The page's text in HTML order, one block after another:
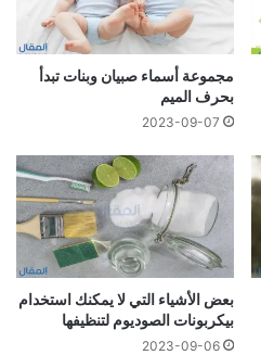
مجموعة أسماء صبيان وبنات تبدأ
بحرف الميم
2023-09-07
بعض الأشياء التي لا يمكنك استخدام
بيكربونات الصوديوم لتنظيفها
2023-09-06